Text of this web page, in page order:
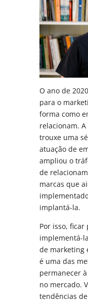
O ano de
para o
forma como
relacionam.
trouxe uma
atuação de
ampliou o
de
marcas que
implantá-la.
Por isso,
implementá-
de marketing
é uma das
permanecer
no mercado.
tendências